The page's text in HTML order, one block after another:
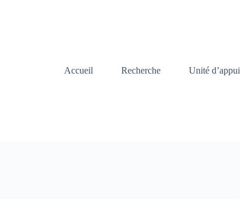
Accueil Recherche Unité d’appui